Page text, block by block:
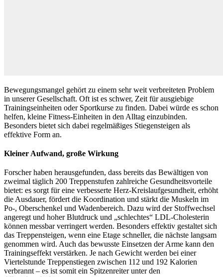
Bewegungsmangel gehört zu einem sehr weit verbreiteten Problem
in unserer Gesellschaft. Oft ist es schwer, Zeit für ausgiebige
Trainingseinheiten oder Sportkurse zu finden. Dabei würde es schon
helfen, kleine Fitness-Einheiten in den Alltag einzubinden.
Besonders bietet sich dabei regelmäßiges Stiegensteigen als
effektive Form an.
Kleiner Aufwand, große Wirkung
Forscher haben herausgefunden, dass bereits das Bewältigen von
zweimal täglich 200 Treppenstufen zahlreiche Gesundheitsvorteile
bietet: es sorgt für eine verbesserte Herz-Kreislaufgesundheit, erhöht
die Ausdauer, fördert die Koordination und stärkt die Muskeln im
Po-, Oberschenkel und Wadenbereich. Dazu wird der Stoffwechsel
angeregt und hoher Blutdruck und „schlechtes“ LDL-Cholesterin
können messbar verringert werden. Besonders effektiv gestaltet sich
das Treppensteigen, wenn eine Etage schneller, die nächste langsam
genommen wird. Auch das bewusste Einsetzen der Arme kann den
Trainingseffekt verstärken. Je nach Gewicht werden bei einer
Viertelstunde Treppenstiegen zwischen 112 und 192 Kalorien
verbrannt – es ist somit ein Spitzenreiter unter den